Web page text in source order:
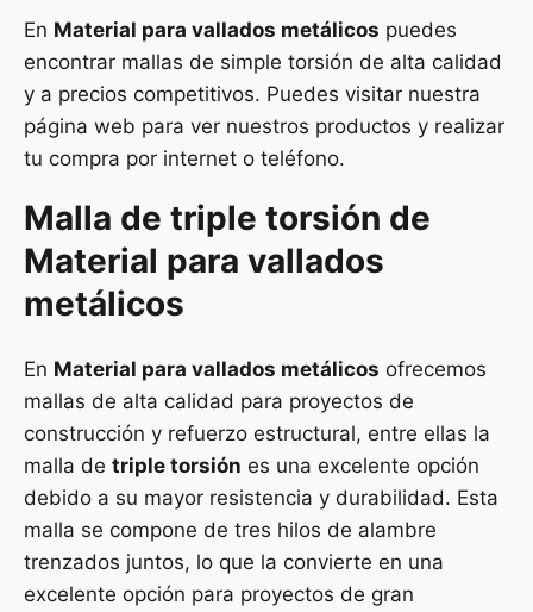
En Material para vallados metálicos puedes
encontrar mallas de simple torsión de alta calidad
y a precios competitivos. Puedes visitar nuestra
página web para ver nuestros productos y realizar
tu compra por internet o teléfono.
Malla de triple torsión de
Material para vallados
metálicos
En Material para vallados metálicos ofrecemos
mallas de alta calidad para proyectos de
construcción y refuerzo estructural, entre ellas la
malla de triple torsión es una excelente opción
debido a su mayor resistencia y durabilidad. Esta
malla se compone de tres hilos de alambre
trenzados juntos, lo que la convierte en una
excelente opción para proyectos de gran